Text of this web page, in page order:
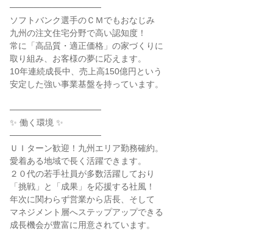
───────────────
ソフトバンク選手のＣＭでもおなじみ
九州の注文住宅分野で高い認知度！
常に「高品質・適正価格」の家づくりに
取り組み、お客様の夢に応えます。
10年連続成長中、売上高150億円という
安定した強い事業基盤を持っています。
───────────────
✨ 働く環境 ✨
───────────────
ＵＩターン歓迎！九州エリア勤務確約。
愛着ある地域で長く活躍できます。
２０代の若手社員が多数活躍しており
「挑戦」と「成果」を応援する社風！
年次に関わらず営業から店長、そして
マネジメント層へステップアップできる
成長機会が豊富に用意されています。